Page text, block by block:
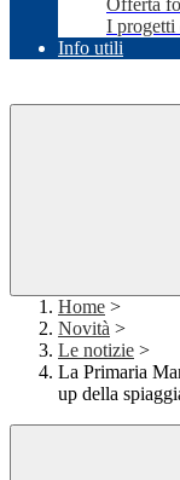
Offerta
I progetti
Info utili
Home >
Novità >
Le notizie >
La Primaria
up della